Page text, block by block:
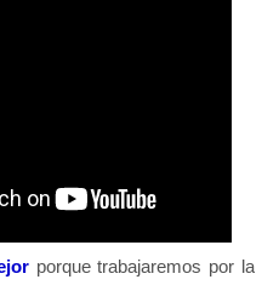
porque trabajaremos por la